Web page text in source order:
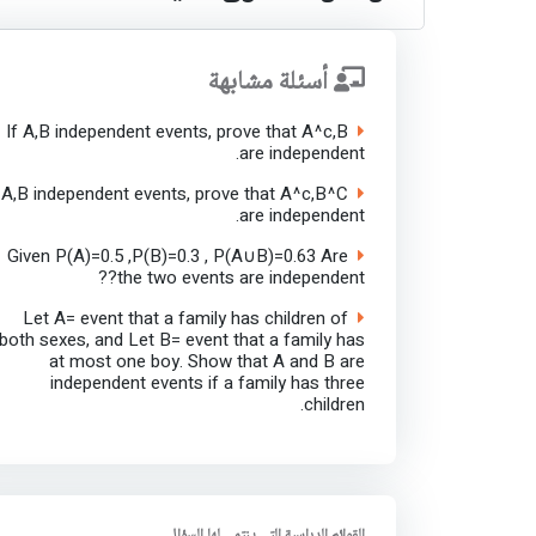
أسئلة مشابهة
If A,B independent events, prove that A^c,B
are independent.
independent events, prove that A^c,B^C
are independent.
Given P(A)=0.5 ,P(B)=0.3 , P(A∪B)=0.63 Are
the two events are independent??
Let A= event that a family has children of
both sexes, and Let B= event that a family has
at most one boy. Show that A and B are
independent events if a family has three
children.